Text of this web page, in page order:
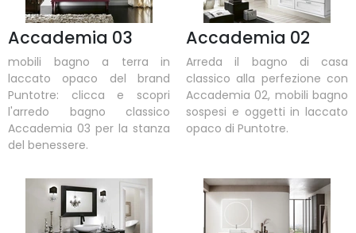
Accademia 03
mobili bagno a terra in
laccato opaco del brand
Puntotre: clicca e scopri
l'arredo bagno classico
Accademia 03 per la stanza
del benessere.
Accademia 02
Arreda il bagno di casa
classico alla perfezione con
Accademia 02, mobili bagno
sospesi e oggetti in laccato
opaco di Puntotre.